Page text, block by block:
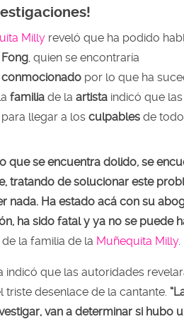
Milly reveló que ha podido
, quien se encontraría
conmocionado por lo que ha
familia de la artista indicó que las
llegar a los culpables de todo
que se encuentra dolido, se
tratando de solucionar este
nada. Ha estado acá con su
ha sido fatal y ya no se puede
de la familia de la Muñequita Milly.
indicó que las autoridades
triste desenlace de la cantante.
van a determinar si hubo